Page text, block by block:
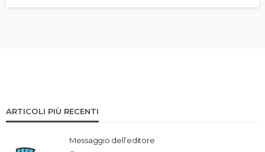
ARTICOLI PIÙ RECENTI
Messaggio dell’editore